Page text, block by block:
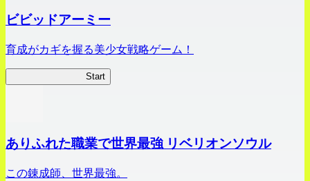
ビビッドアーミー
育成がカギを握る美少女戦略ゲーム！
Start
ありふれた職業で世界最強 リベリオンソウル
この錬成師、世界最強。